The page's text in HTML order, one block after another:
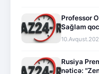
Professor
Sağlam
Rusiya
nəticə: